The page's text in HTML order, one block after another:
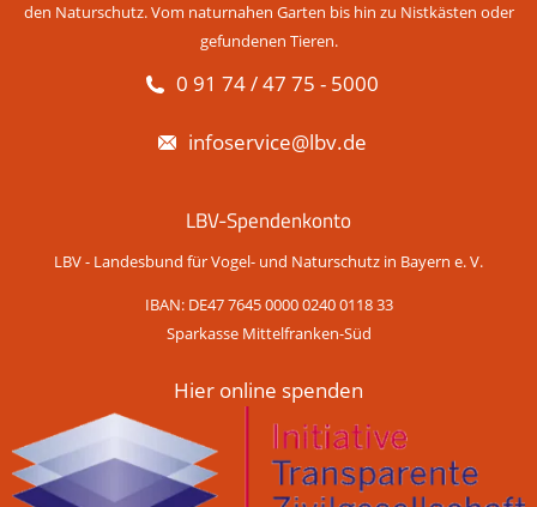
den Naturschutz. Vom naturnahen Garten bis hin zu Nistkästen oder
gefundenen Tieren.
0 91 74 / 47 75 - 5000
infoservice@lbv.de
LBV-Spendenkonto
LBV - Landesbund für Vogel- und Naturschutz in Bayern e. V.
IBAN: DE47 7645 0000 0240 0118 33
Sparkasse Mittelfranken-Süd
Hier online spenden